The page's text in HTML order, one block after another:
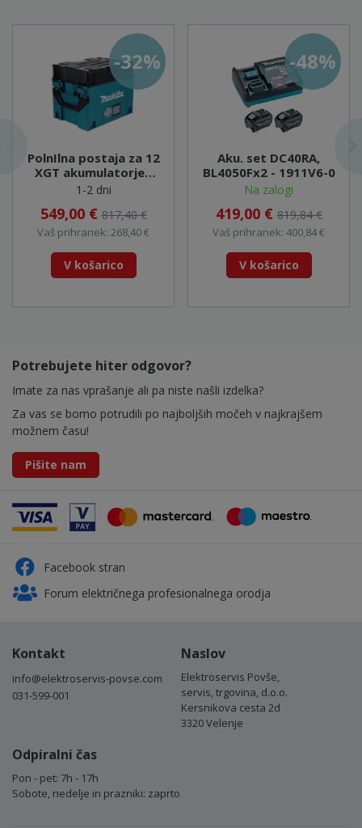
PolnIlna postaja za 12
XGT akumulatorjev
BCC02 - 1914U0-3
1-2 dni
549,00 €817,40 €
Vaš prihranek: 268,40 €
V košarico
-32%
Aku. set DC40RA,
BL4050Fx2 - 1911V6-0
Na zalogi
419,00 €819,84 €
Vaš prihranek: 400,84 €
V košarico
-48%
Potrebujete hiter odgovor?
Imate za nas vprašanje ali pa niste našli izdelka?
Za vas se bomo potrudili po najboljših močeh v najkrajšem
možnem času!
Pišite nam
Facebook stran
Forum električnega profesionalnega orodja
Kontakt
info@elektroservis-povse.com
031-599-001
Naslov
Elektroservis Povše,
servis, trgovina, d.o.o.
Kersnikova cesta 2d
3320 Velenje
Odpiralni čas
Pon - pet: 7h - 17h
Sobote, nedelje in prazniki: zaprto